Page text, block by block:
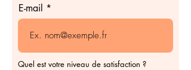
E-mail
Quel est votre niveau de satisfaction ?